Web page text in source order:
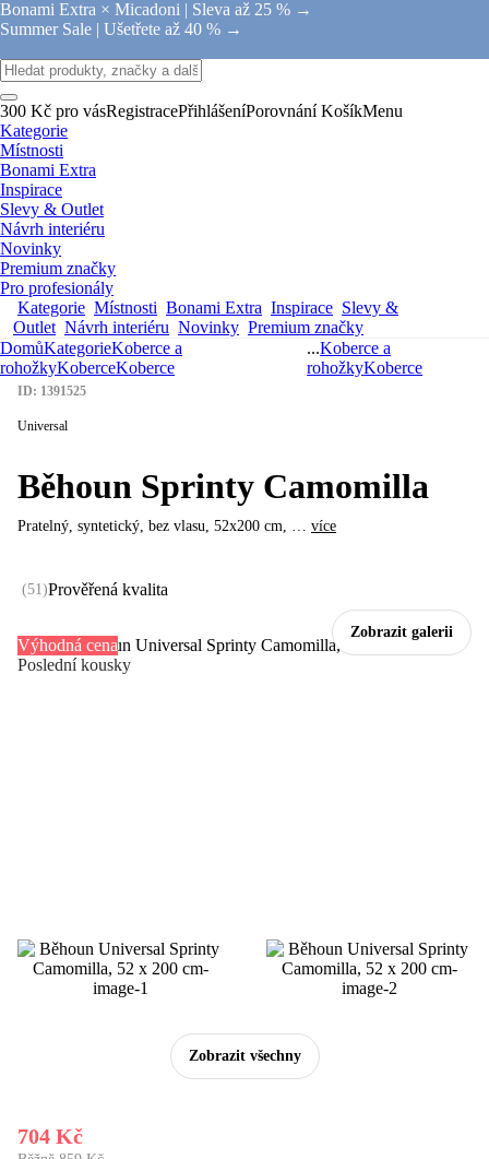
Bonami Extra × Micadoni | Sleva až 25 % →
Summer Sale | Ušetřete až 40 % →
300 Kč pro vásRegistracePřihlášeníPorovnání KošíkMenu
Kategorie
Místnosti
Bonami Extra
Inspirace
Slevy & Outlet
Návrh interiéru
Novinky
Premium značky
Pro profesionály
Kategorie Místnosti Bonami Extra Inspirace Slevy &
Outlet Návrh interiéru Novinky Premium značky
DomůKategorieKoberce a
rohožkyKoberceKoberce
...Koberce a
rohožkyKoberce
Zobrazit galerii
Zobrazit všechny
Výhodná cena
Poslední kousky
ID: 1391525
Universal
Běhoun Sprinty Camomilla
Pratelný, syntetický, bez vlasu, 52x200 cm, … více
(51 )Prověřená kvalita
704 Kč